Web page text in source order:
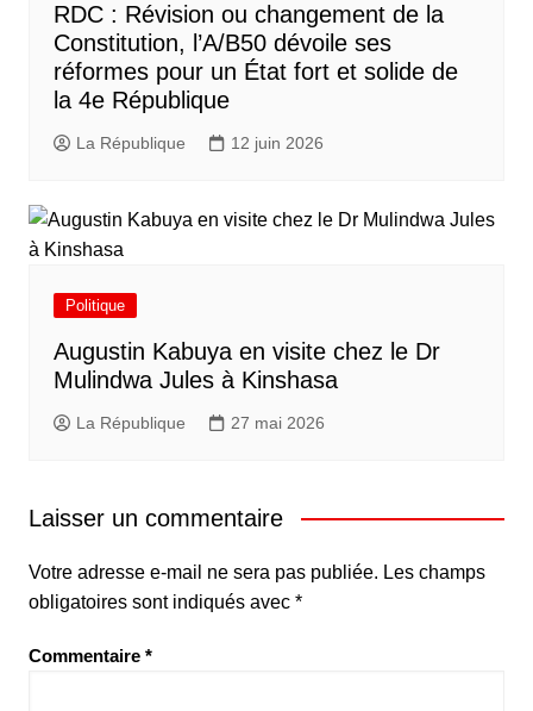
RDC : Révision ou changement de la
Constitution, l’A/B50 dévoile ses
réformes pour un État fort et solide de
la 4e République
La République 12 juin 2026
Politique
Augustin Kabuya en visite chez le Dr
Mulindwa Jules à Kinshasa
La République 27 mai 2026
Laisser un commentaire
Votre adresse e-mail ne sera pas publiée. Les champs
obligatoires sont indiqués avec *
Commentaire *